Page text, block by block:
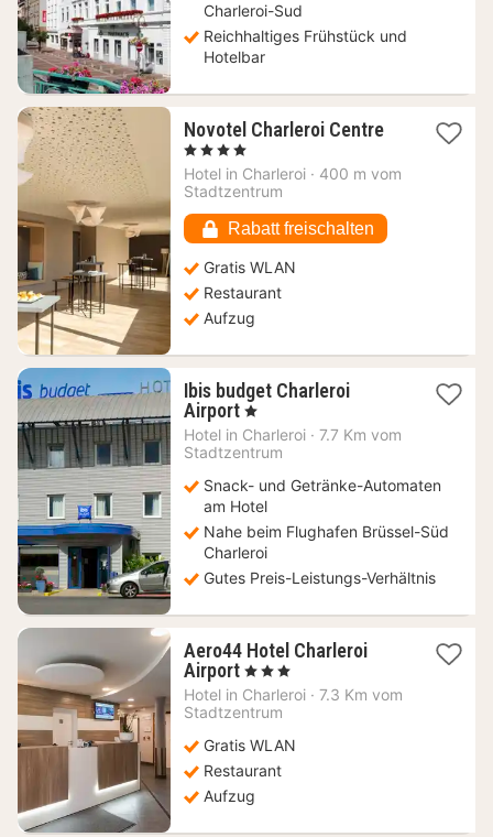
Charleroi-Sud
Reichhaltiges Frühstück und
Hotelbar
Novotel Charleroi Centre1
ab
, 4 Sterne
Hotel in Charleroi · 400 m vom
Stadtzentrum
Rabatt freischalten
Gratis WLAN
Restaurant
Aufzug
Ibis budget Charleroi
Airport 1
Nacht
ab
€
, 1 Sterne
Hotel in Charleroi · 7.7 Km vom
Stadtzentrum
Snack- und Getränke-Automaten
am Hotel
Nahe beim Flughafen Brüssel-Süd
Charleroi
Gutes Preis-Leistungs-Verhältnis
Aero44 Hotel Charleroi
Airport 1
Nacht
ab
€
, 3 Sterne
Hotel in Charleroi · 7.3 Km vom
Stadtzentrum
Gratis WLAN
Restaurant
Aufzug